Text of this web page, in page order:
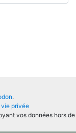
.
privée
vos données hors de